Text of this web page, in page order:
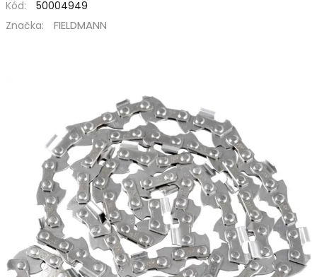
Kód:
50004949
Značka:
FIELDMANN